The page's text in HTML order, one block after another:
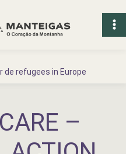
de refugees in Europe
–